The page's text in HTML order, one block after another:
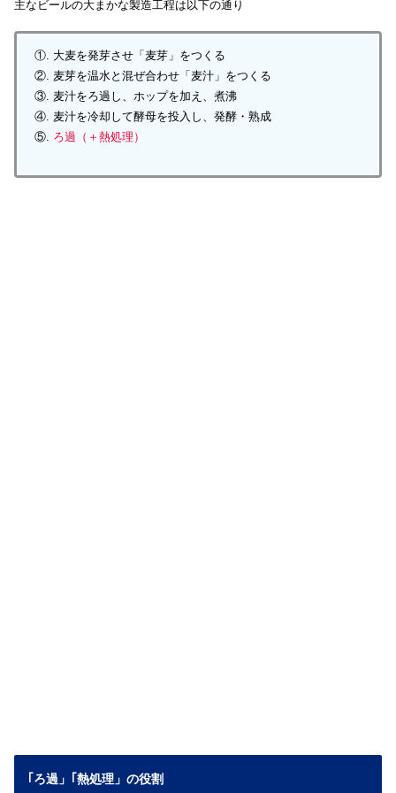
主なビールの大まかな製造工程は以下の通り
①. 大麦を発芽させ「麦芽」をつくる
②. 麦芽を温水と混ぜ合わせ「麦汁」をつくる
③. 麦汁をろ過し、ホップを加え、煮沸
④. 麦汁を冷却して酵母を投入し、発酵・熟成
⑤. ろ過（＋熱処理）
｢ろ過」｢熱処理」の役割